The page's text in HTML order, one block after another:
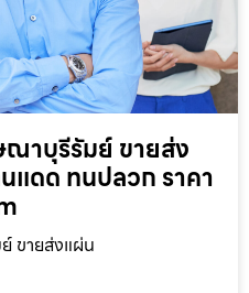
าบุรีรัมย์ ขายส่ง
แดด ทนปลวก ราคา
ขายส่งแผ่น